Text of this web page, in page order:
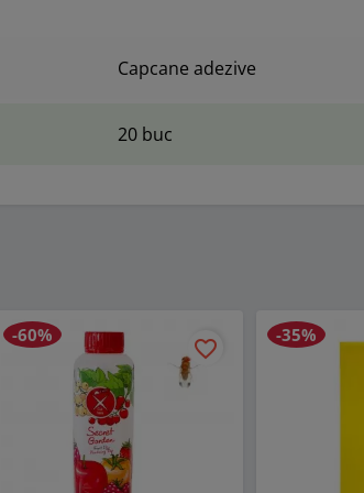
Capcane adezive
20 buc
favorite_border
-60% -35%